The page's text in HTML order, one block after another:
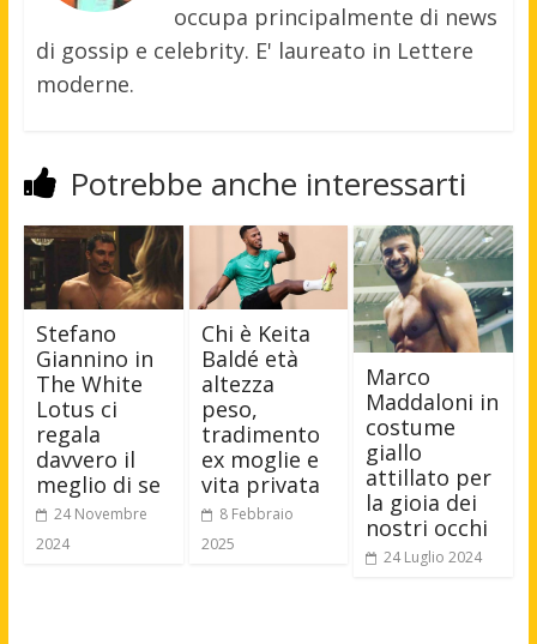
occupa principalmente di news
di gossip e celebrity. E' laureato in Lettere
moderne.
Potrebbe anche interessarti
Stefano
Giannino in
The White
Lotus ci
regala
davvero il
meglio di se
24 Novembre
2024
Chi è Keita
Baldé età
altezza
peso,
tradimento
ex moglie e
vita privata
8 Febbraio
2025
Marco
Maddaloni in
costume
giallo
attillato per
la gioia dei
nostri occhi
24 Luglio 2024